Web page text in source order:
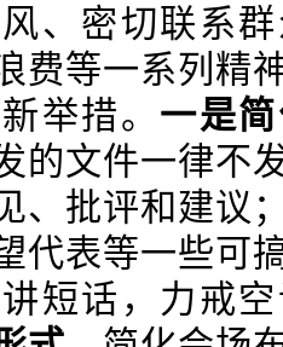
、密切联系
费等一系列精
举措。 一是
的文件一律不
、批评和建议
代表等一些可
短话，力戒